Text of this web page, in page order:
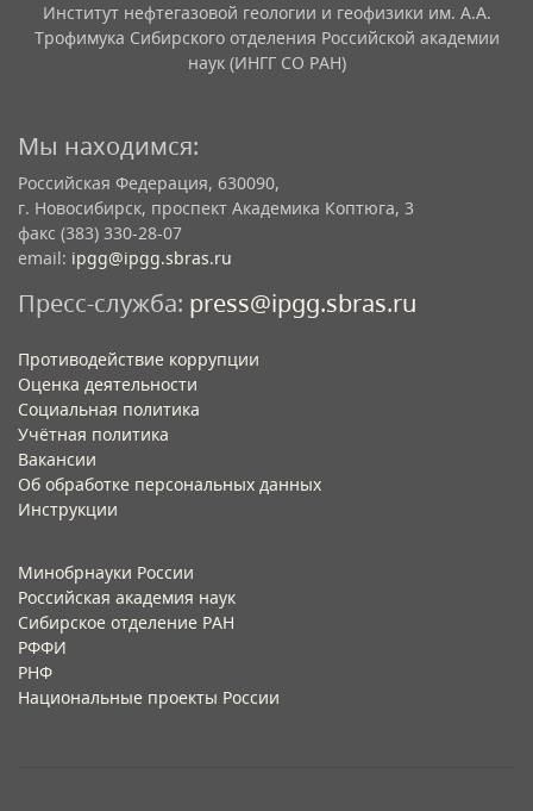
Институт нефтегазовой геологии и геофизики им. А.А.
Трофимука Сибирского отделения Российской академии
наук (ИНГГ СО РАН)
Мы находимся:
Российская Федерация, 630090,
г. Новосибирск, проспект Академика Коптюга, 3
факс (383) 330-28-07
email: ipgg@ipgg.sbras.ru
Пресс-служба: press@ipgg.sbras.ru
Противодействие коррупции
Оценка деятельности
Социальная политика
Учётная политика​
Вакансии​
Об обработке персональных данных​
Инструкции​
Минобрнауки России
Российская академия наук
Сибирское отделение РАН
РФФИ
РНФ
Национальные проекты России